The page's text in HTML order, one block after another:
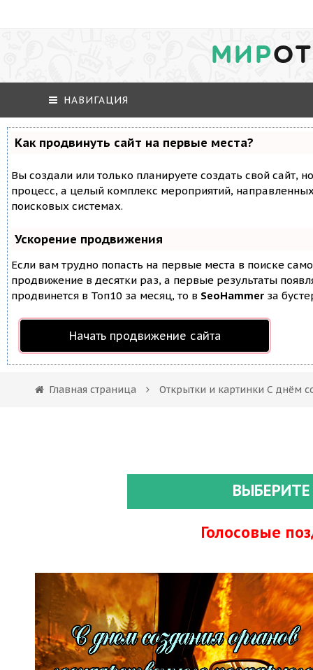
МИР
НАВИГАЦИЯ
Как продвинуть сайт на первые места?
Вы создали или только планируете создать свой сайт,
процесс, а целый комплекс мероприятий,
поисковых системах.
Ускорение продвижения
Если вам трудно попасть на первые места в поиске
продвижение в десятки раз, а первые результаты
продвинется в Топ10 за месяц, то в SeoHammer за
Начать продвижение сайта
Главная страница Открытки и картинки С днём
Голосовые